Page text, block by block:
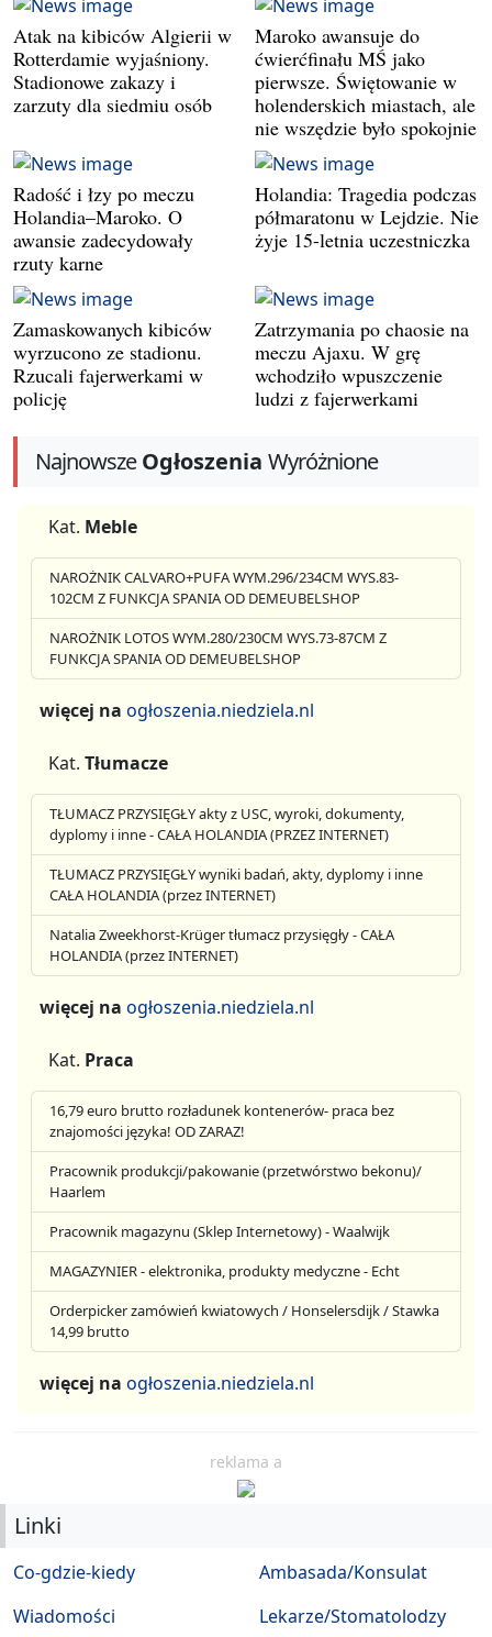
Atak na kibiców Algierii w
Rotterdamie wyjaśniony.
Stadionowe zakazy i
zarzuty dla siedmiu osób
Maroko awansuje do
ćwierćfinału MŚ jako
pierwsze. Świętowanie w
holenderskich miastach, ale
nie wszędzie było spokojnie
Radość i łzy po meczu
Holandia–Maroko. O
awansie zadecydowały
rzuty karne
Holandia: Tragedia podczas
półmaratonu w Lejdzie. Nie
żyje 15-letnia uczestniczka
Zamaskowanych kibiców
wyrzucono ze stadionu.
Rzucali fajerwerkami w
policję
Zatrzymania po chaosie na
meczu Ajaxu. W grę
wchodziło wpuszczenie
ludzi z fajerwerkami
NajnowszeOgłoszenia Wyróżnione
Kat. Meble
NAROŻNIK CALVARO+PUFA WYM.296/234CM WYS.83-
102CM Z FUNKCJA SPANIA OD DEMEUBELSHOP
NAROŻNIK LOTOS WYM.280/230CM WYS.73-87CM Z
FUNKCJA SPANIA OD DEMEUBELSHOP
więcej na ogłoszenia.niedziela.nl
Kat. Tłumacze
TŁUMACZ PRZYSIĘGŁY akty z USC, wyroki, dokumenty,
dyplomy i inne - CAŁA HOLANDIA (PRZEZ INTERNET)
TŁUMACZ PRZYSIĘGŁY wyniki badań, akty, dyplomy i inne
CAŁA HOLANDIA (przez INTERNET)
Natalia Zweekhorst-Krüger tłumacz przysięgły - CAŁA
HOLANDIA (przez INTERNET)
więcej na ogłoszenia.niedziela.nl
Kat. Praca
16,79 euro brutto rozładunek kontenerów- praca bez
znajomości języka! OD ZARAZ!
Pracownik produkcji/pakowanie (przetwórstwo bekonu)/
Haarlem
Pracownik magazynu (Sklep Internetowy) - Waalwijk
MAGAZYNIER - elektronika, produkty medyczne - Echt
Orderpicker zamówień kwiatowych / Honselersdijk / Stawka
14,99 brutto
więcej na ogłoszenia.niedziela.nl
reklama a
Linki
Co-gdzie-kiedy
Wiadomości
Ambasada/Konsulat
Lekarze/Stomatolodzy